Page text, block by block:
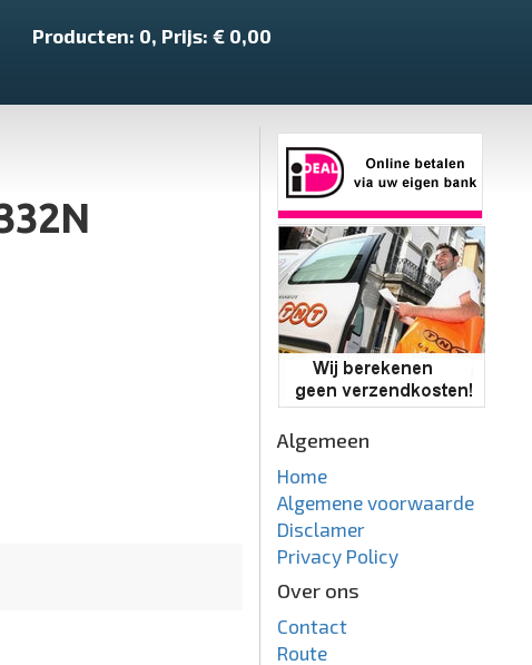
Producten: 0, Prijs: € 0,00
Algemeen
Home
Algemene voorwaarde
Disclamer
Privacy Policy
Over ons
Contact
Route